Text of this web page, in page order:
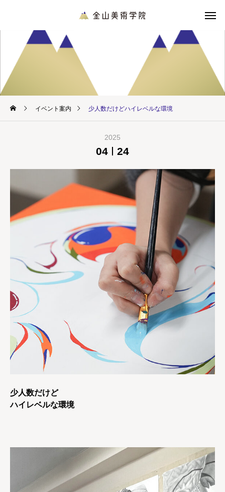
イベント案内 少人数だけどハイレベルな環境
2025
04 24
少人数だけど
ハイレベルな環境